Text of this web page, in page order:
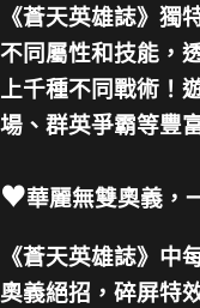
《蒼天英雄誌》獨
不同屬性和技能，
上千種不同戰術！
場、群英爭霸等豐
♥華麗無雙奧義，
《蒼天英雄誌》中
奧義絕招，碎屏特